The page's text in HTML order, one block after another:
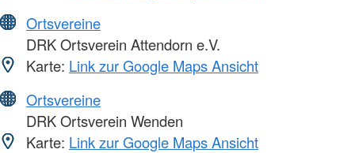
Ortsvereine
DRK Ortsverein Attendorn e.V.
Karte: Link zur Google Maps Ansicht
Ortsvereine
DRK Ortsverein Wenden
Karte: Link zur Google Maps Ansicht